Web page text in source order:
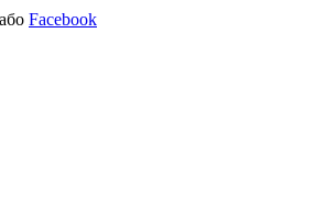
або Facebook